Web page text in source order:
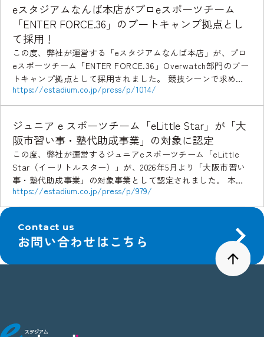
eスタジアムなんば本店がプロeスポーツチーム
「ENTER FORCE.36」のブートキャンプ拠点とし
て採用！
この度、弊社が運営する「eスタジアムなんば本店」が、プロ
eスポーツチーム「ENTER FORCE.36」Overwatch部門のブー
トキャンプ拠点として採用されました。 競技シーンで求めら
れる設備や環境を備えた「eスタジ […]
https://estadium.co.jp/press/p/1014/
ジュニア e スポーツチーム「eLittle Star」が「大
阪市習い事・塾代助成事業」の対象に認定
この度、弊社が運営するジュニアeスポーツチーム「eLittle
Star（イーリトルスター）」が、2026年5月より「大阪市習い
事・塾代助成事業」の対象事業として認定されました。 本認
定により、大阪市内の対象世帯は、制度 […]
https://estadium.co.jp/press/p/979/
Contact us
お問い合わせはこちら